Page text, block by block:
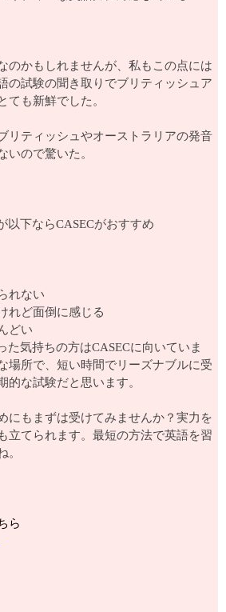
のかもしれませんが、私もこの点には
の試験の聞き取りでブリティッシュア
ても新鮮でした。
リティッシュやオーストラリアの発音
いので驚いた。
以下ならCASECがおすすめ
れない
れど面倒に感じる
どい
た気持ちの方はCASECに向いていま
場所で、短い時間でリーズナブルに受
的な試験だと思います。
にもまずは受けてみませんか？実力を
立てられます。最短の方法で英語を習
。
ら